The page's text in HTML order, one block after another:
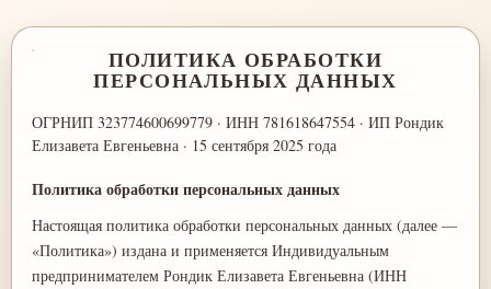
ПОЛИТИКА ОБРАБОТКИ
ПЕРСОНАЛЬНЫХ ДАННЫХ
ОГРНИП 323774600699779 · ИНН 781618647554 · ИП Рондик
Елизавета Евгеньевна · 15 сентября 2025 года
Политика обработки персональных данных
Настоящая политика обработки персональных данных (далее —
«Политика») издана и применяется Индивидуальным
предпринимателем Рондик Елизавета Евгеньевна (ИНН